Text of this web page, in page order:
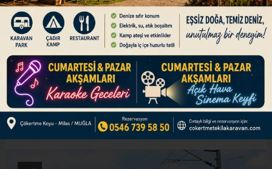
Türkiye, demir yollarındaki millileşme
çalışmaları kapsamında gelecek yıl saatte 160
kilometre hıza sahip 9 milli elektrikli tren seti ile
saatte 225 kilometre hıza sahip milli hızlı tren
setini raylara indirecek.
ABONE OL